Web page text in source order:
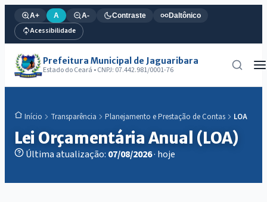
A+ A A- Contraste Daltônico
Acessibilidade
Prefeitura Municipal de Jaguaribara
Estado do Ceará • CNPJ: 07.442.981/0001-76
Início Transparência Planejamento e Prestação de Contas LOA
Lei Orçamentária Anual (LOA)
Última atualização: 07/08/2026· hoje